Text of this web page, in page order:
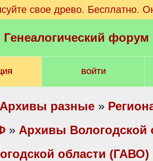
свое древо. Бесплатно.
Генеалогический
ВОЙТИ
Архивы разные »
» Архивы Вологодской
области (ГАВО)